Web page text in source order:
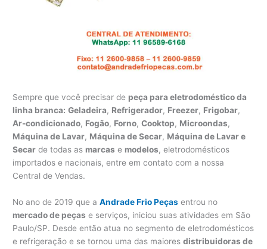
Sempre que você precisar de peça para eletrodoméstico da
linha branca: Geladeira, Refrigerador, Freezer, Frigobar,
Ar-condicionado, Fogão, Forno,Cooktop, Microondas,
Máquina de Lavar, Máquina de Secar, Máquina de Lavar e
Secar de todas as marcas e modelos, eletrodomésticos
importados e nacionais, entre em contato com a nossa
Central de Vendas.
No ano de 2019 que aAndrade Frio Peças entrou no
mercado de peças e serviços, iniciou suas atividades em São
Paulo/SP. Desde então atua no segmento de eletrodomésticos
e refrigeração e se tornou uma das maioresdistribuidoras de